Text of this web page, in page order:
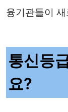
융기관들이
통신등
요?